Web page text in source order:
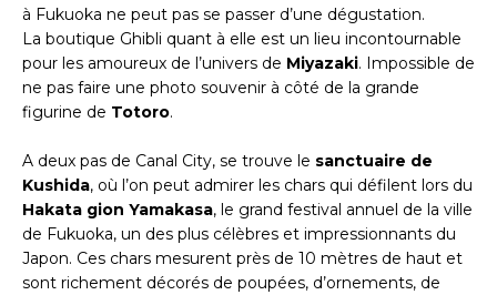
à Fukuoka ne peut pas se passer d’une dégustation.
La boutique Ghibli quant à elle est un lieu incontournable
pour les amoureux de l’univers de Miyazaki. Impossible de
ne pas faire une photo souvenir à côté de la grande
figurine de Totoro.
A deux pas de Canal City, se trouve le sanctuaire de
Kushida, où l’on peut admirer les chars qui défilent lors du
Hakata gion Yamakasa, le grand festival annuel de la ville
de Fukuoka, un des plus célèbres et impressionnants du
Japon. Ces chars mesurent près de 10 mètres de haut et
sont richement décorés de poupées, d’ornements, de